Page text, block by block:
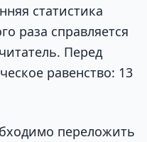
статистика
раза справляется
Перед
равенство: 13
переложить